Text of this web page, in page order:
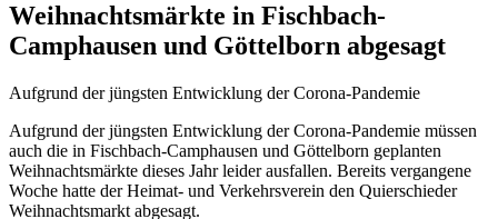
Weihnachtsmärkte in Fischbach-
Camphausen und Göttelborn abgesagt
Aufgrund der jüngsten Entwicklung der Corona-Pandemie
Aufgrund der jüngsten Entwicklung der Corona-Pandemie müssen
auch die in Fischbach-Camphausen und Göttelborn geplanten
Weihnachtsmärkte dieses Jahr leider ausfallen. Bereits vergangene
Woche hatte der Heimat- und Verkehrsverein den Quierschieder
Weihnachtsmarkt abgesagt.